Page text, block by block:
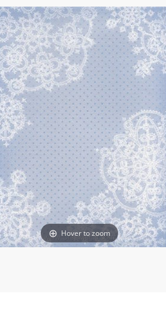
Hover to zoom